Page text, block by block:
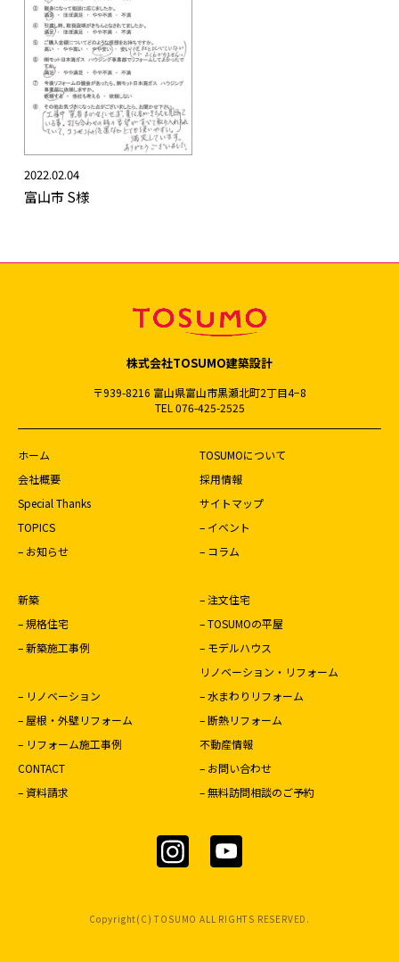
2022.02.04
富山市 S様
株式会社TOSUMO建築設計
〒939-8216 富山県富山市黒瀬北町2丁目4−8
TEL 076-425-2525
ホーム
TOSUMOについて
会社概要
採用情報
Special Thanks
サイトマップ
TOPICS
– イベント
– お知らせ
– コラム
新築
– 注文住宅
– 規格住宅
– TOSUMOの平屋
– 新築施工事例
– モデルハウス
リノベーション・リフォーム
– リノベーション
– 水まわりリフォーム
– 屋根・外壁リフォーム
– 断熱リフォーム
– リフォーム施工事例
不動産情報
CONTACT
– お問い合わせ
– 資料請求
– 無料訪問相談のご予約
Copyright(C) TOSUMO ALL RIGHTS RESERVED.